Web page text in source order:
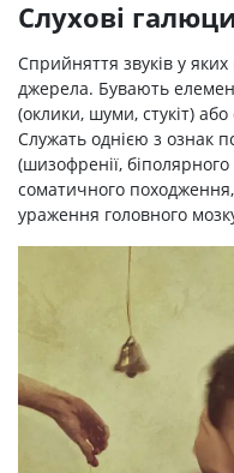
Слухові
Сприйняття звуків у яких
джерела. Бувають
(оклики, шуми, стукіт)
Служать однією з ознак
(шизофренії,
соматичного походження,
ураження головного